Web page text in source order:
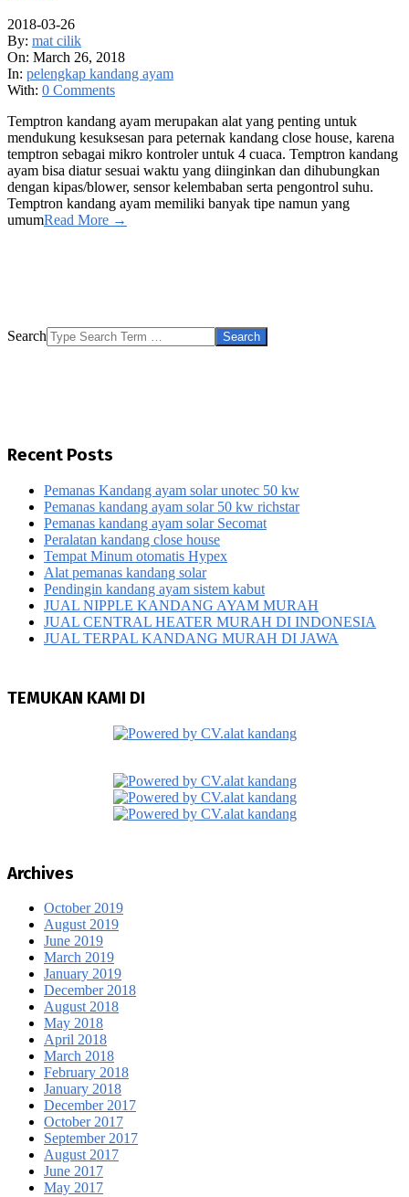
2018-03-26
By: mat cilik
On: March 26, 2018
In: pelengkap kandang ayam
With: 0 Comments
Temptron kandang ayam merupakan alat yang penting untuk
mendukung kesuksesan para peternak kandang close house, karena
temptron sebagai mikro kontroler untuk 4 cuaca. Temptron kandang
ayam bisa diatur sesuai waktu yang diinginkan dan dihubungkan
dengan kipas/blower, sensor kelembaban serta pengontrol suhu.
Temptron kandang ayam memiliki banyak tipe namun yang
umumRead More →
Search
Recent Posts
Pemanas Kandang ayam solar unotec 50 kw
Pemanas kandang ayam solar 50 kw richstar
Pemanas kandang ayam solar Secomat
Peralatan kandang close house
Tempat Minum otomatis Hypex
Alat pemanas kandang solar
Pendingin kandang ayam sistem kabut
JUAL NIPPLE KANDANG AYAM MURAH
JUAL CENTRAL HEATER MURAH DI INDONESIA
JUAL TERPAL KANDANG MURAH DI JAWA
TEMUKAN KAMI DI
Archives
October 2019
August 2019
June 2019
March 2019
January 2019
December 2018
August 2018
May 2018
April 2018
March 2018
February 2018
January 2018
December 2017
October 2017
September 2017
August 2017
June 2017
May 2017